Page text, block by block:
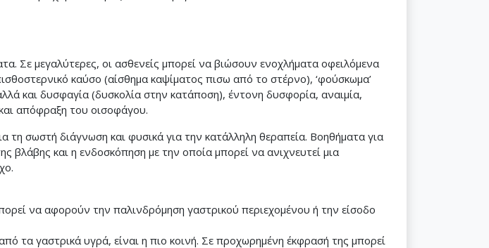
Σε μεγαλύτερες, οι ασθενείς μπορεί να βιώσουν ενοχλήματα οφειλόμενα
καύσο (αίσθημα καψίματος πισω από το στέρνο), ‘φούσκωμα’
και δυσφαγία (δυσκολία στην κατάποση), έντονη δυσφορία, αναιμία,
απόφραξη του οισοφάγου.
σωστή διάγνωση και φυσικά για την κατάλληλη θεραπεία. Βοηθήματα για
βλάβης και η ενδοσκόπηση με την οποία μπορεί να ανιχνευτεί μια
να αφορούν την παλινδρόμηση γαστρικού περιεχομένου ή την είσοδο
τα γαστρικά υγρά, είναι η πιο κοινή. Σε προχωρημένη έκφρασή της μπορεί